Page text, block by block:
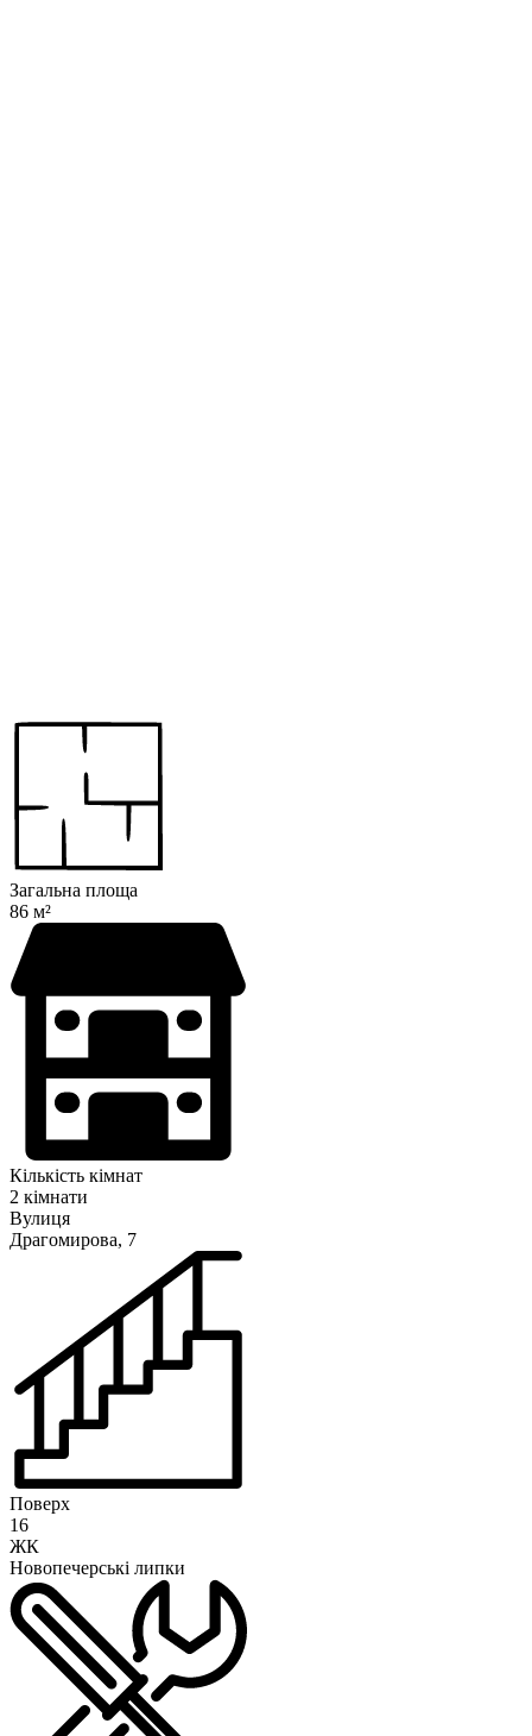
Загальна площа
86 м²
Кількість кімнат
2 кімнати
Вулиця
Драгомирова, 7
Поверх
16
ЖК
Новопечерські липки